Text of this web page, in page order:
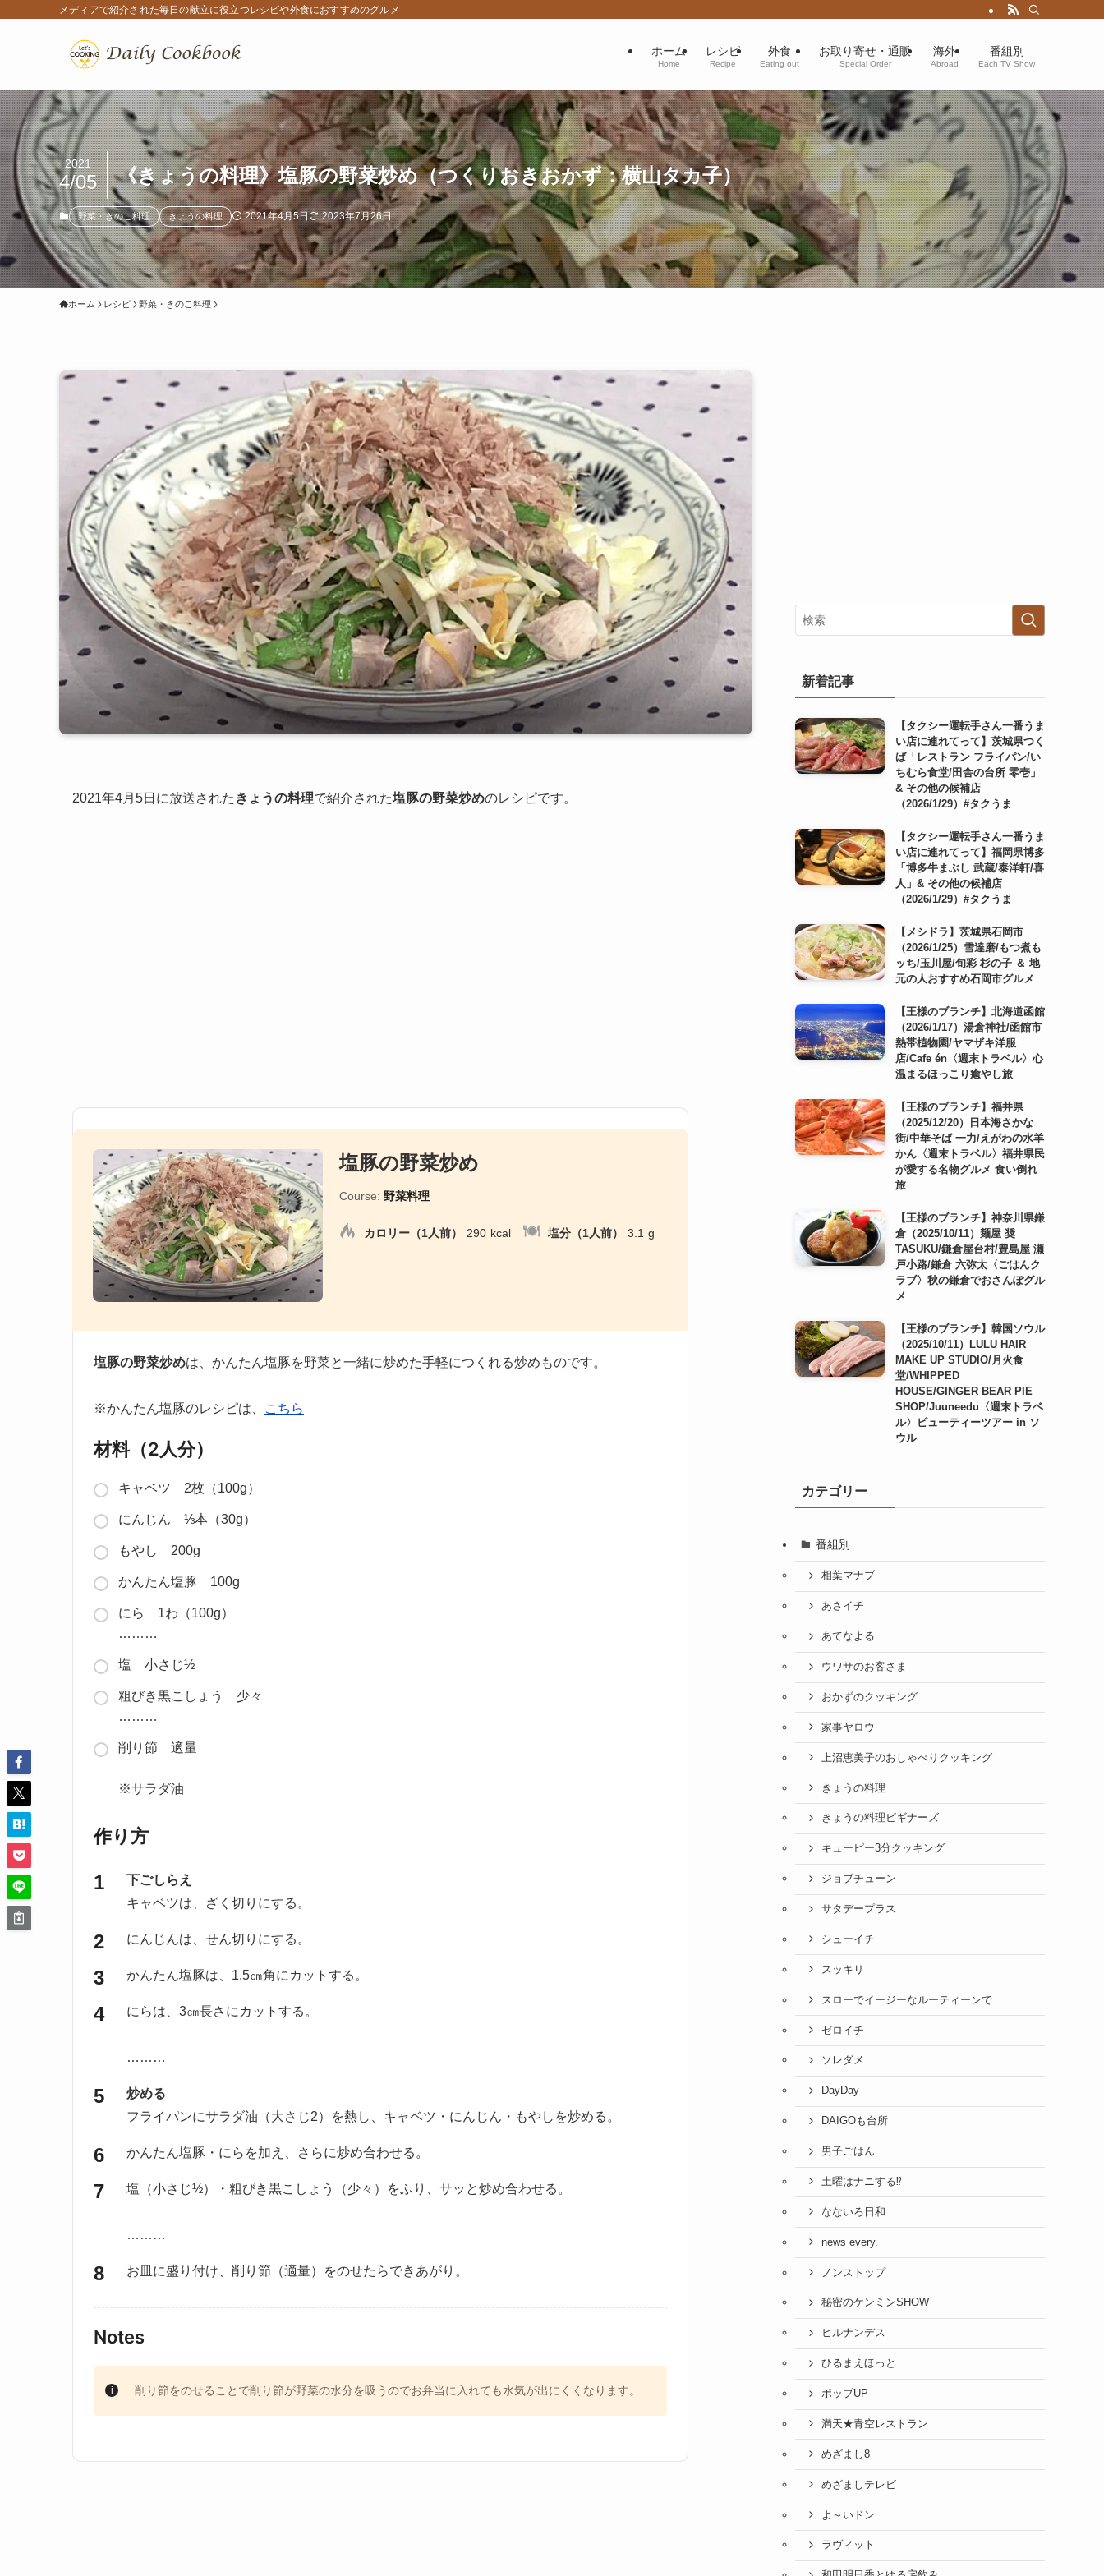
メディアで紹介された毎日の献立に役立つレシピや外食におすすめのグルメ
ホーム
Home
レシピ
Recipe
外食
Eating out
お取り寄せ・通販
Special Order
海外
Abroad
番組別
Each TV Show
《きょうの料理》塩豚の野菜炒め（つくりおきおかず：横山タカ子）
2021
4/05
野菜・きのこ料理 きょうの料理 2021年4月5日 2023年7月26日
ホーム レシピ 野菜・きのこ料理
2021年4月5日に放送された きょうの料理で紹介された塩豚の野菜炒めのレシピです。
塩豚の野菜炒め
Course: 野菜料理
カロリー（1人前） 290 kcal 塩分（1人前） 3.1 g
塩豚の野菜炒めは、かんたん塩豚を野菜と一緒に炒めた手軽につくれる炒めものです。
※かんたん塩豚のレシピは、 こちら
材料（2人分）
キャベツ 2枚（100g）
にんじん ⅓本（30g）
もやし 200g
かんたん塩豚 100g
にら 1わ（100g）
………
塩 小さじ½
粗びき黒こしょう 少々
………
削り節 適量
※サラダ油
作り方
下ごしらえ
キャベツは、ざく切りにする。
にんじんは、せん切りにする。
かんたん塩豚は、1.5㎝角にカットする。
にらは、3㎝長さにカットする。
………
炒める
フライパンにサラダ油（大さじ2）を熱し、キャベツ・にんじん・もやしを炒める。
かんたん塩豚・にらを加え、さらに炒め合わせる。
塩（小さじ½）・粗びき黒こしょう（少々）をふり、サッと炒め合わせる。
………
お皿に盛り付け、削り節（適量）をのせたらできあがり。
Notes
削り節をのせることで削り節が野菜の水分を吸うのでお弁当に入れても水気が出にくくなります。
新着記事
【タクシー運転手さん一番うま
い店に連れてって】茨城県つく
ば「レストラン フライパン/い
ちむら食堂/田舎の台所 零壱」
& その他の候補店
（2026/1/29）#タクうま
【タクシー運転手さん一番うま
い店に連れてって】福岡県博多
「博多牛まぶし 武蔵/泰洋軒/喜
人」& その他の候補店
（2026/1/29）#タクうま
【メシドラ】茨城県石岡市
（2026/1/25）雪達磨/もつ煮も
ッち/玉川屋/旬彩 杉の子 ＆ 地
元の人おすすめ石岡市グルメ
【王様のブランチ】北海道函館
（2026/1/17）湯倉神社/函館市
熱帯植物園/ヤマザキ洋服
店/Cafe én〈週末トラベル〉心
温まるほっこり癒やし旅
【王様のブランチ】福井県
（2025/12/20）日本海さかな
街/中華そば 一力/えがわの水羊
かん〈週末トラベル〉福井県民
が愛する名物グルメ 食い倒れ
旅
【王様のブランチ】神奈川県鎌
倉（2025/10/11）麺屋 奨
TASUKU/鎌倉屋台村/豊島屋 瀬
戸小路/鎌倉 六弥太〈ごはんク
ラブ〉秋の鎌倉でおさんぽグル
メ
【王様のブランチ】韓国ソウル
（2025/10/11）LULU HAIR
MAKE UP STUDIO/月火食
堂/WHIPPED
HOUSE/GINGER BEAR PIE
SHOP/Juuneedu〈週末トラベ
ル〉ビューティーツアー in ソ
ウル
カテゴリー
番組別
相葉マナブ
あさイチ
あてなよる
ウワサのお客さま
おかずのクッキング
家事ヤロウ
上沼恵美子のおしゃべりクッキング
きょうの料理
きょうの料理ビギナーズ
キューピー3分クッキング
ジョブチューン
サタデープラス
シューイチ
スッキリ
スローでイージーなルーティーンで
ゼロイチ
ソレダメ
DayDay
DAIGOも台所
男子ごはん
土曜はナニする⁉
なないろ日和
news every.
ノンストップ
秘密のケンミンSHOW
ヒルナンデス
ひるまえほっと
ポップUP
満天★青空レストラン
めざまし8
めざましテレビ
よ～いドン
ラヴィット